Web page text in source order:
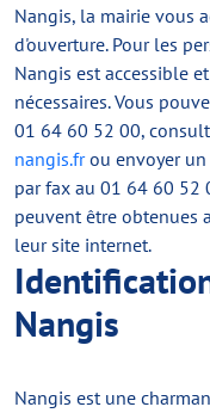
Nangis, la mairie vous
d'ouverture. Pour les
Nangis est accessible
nécessaires. Vous
01 64 60 52 00,
nangis.frou envoyer un
par fax au 01 64 60 52
peuvent être obtenues
leur site internet.
Nangis
Nangis est une